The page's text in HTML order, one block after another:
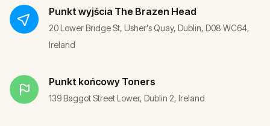
Punkt wyjścia The Brazen Head
20 Lower Bridge St, Usher's Quay, Dublin, D08 WC64,
Ireland
Punkt końcowy Toners
139 Baggot Street Lower, Dublin 2, Ireland